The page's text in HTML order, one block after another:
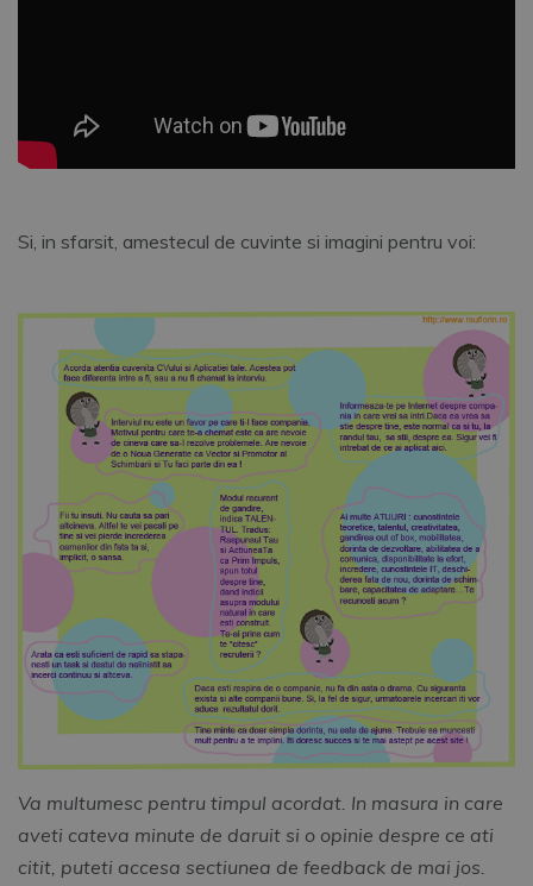
Si, in sfarsit, amestecul de cuvinte si imagini pentru voi:
Va multumesc pentru timpul acordat. In masura in care
aveti cateva minute de daruit si o opinie despre ce ati
citit, puteti accesa sectiunea de feedback de mai jos.